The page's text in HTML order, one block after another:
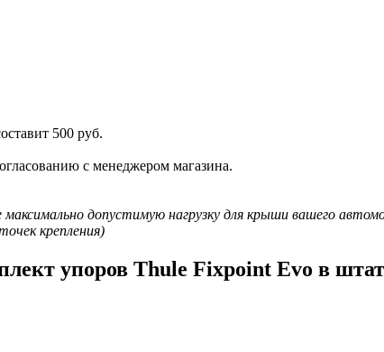
500 руб.
с менеджером магазина.
допустимую нагрузку для крыши вашего
крепления)
упоров Thule Fixpoint Evo в